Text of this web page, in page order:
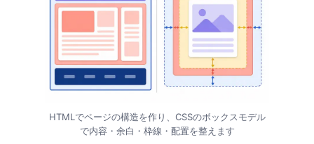
HTMLでページの構造を作り、CSSのボックスモデル
で内容・余白・枠線・配置を整えます